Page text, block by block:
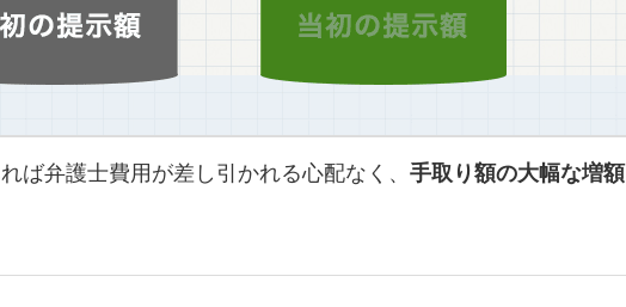
ば弁護士費用が差し引かれる心配なく、 手取り額の大幅な増額